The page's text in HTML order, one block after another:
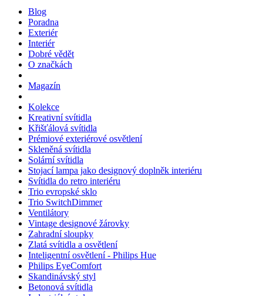
Blog
Poradna
Exteriér
Interiér
Dobré vědět
O značkách
Magazín
Kolekce
Kreativní svítidla
Křišťálová svítidla
Prémiové exteriérové osvětlení
Skleněná svítidla
Solární svítidla
Stojací lampa jako designový doplněk interiéru
Svítidla do retro interiéru
Trio evropské sklo
Trio SwitchDimmer
Ventilátory
Vintage designové žárovky
Zahradní sloupky
Zlatá svítidla a osvětlení
Inteligentní osvětlení - Philips Hue
Philips EyeComfort
Skandinávský styl
Betonová svítidla